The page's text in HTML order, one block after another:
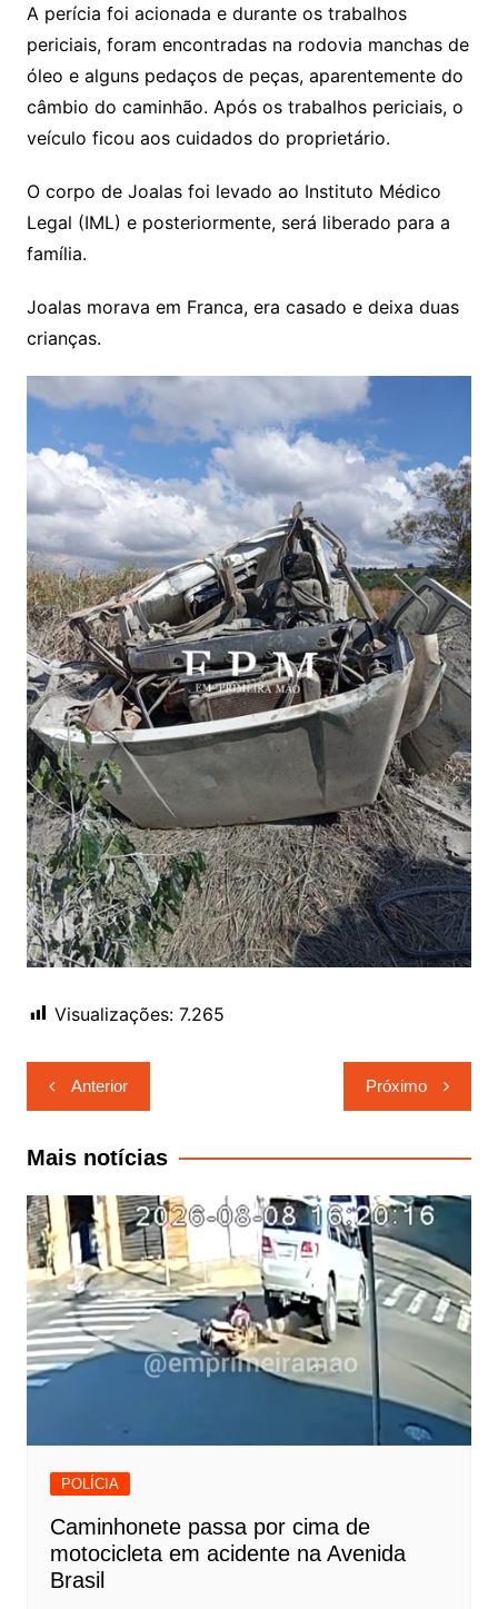
A perícia foi acionada e durante os trabalhos
periciais, foram encontradas na rodovia manchas de
óleo e alguns pedaços de peças, aparentemente do
câmbio do caminhão. Após os trabalhos periciais, o
veículo ficou aos cuidados do proprietário.
O corpo de Joalas foi levado ao Instituto Médico
Legal (IML) e posteriormente, será liberado para a
família.
Joalas morava em Franca, era casado e deixa duas
crianças.
Visualizações: 7.265
Navegação
de
Post
Anterior Próximo
Mais notícias
POLÍCIA
Caminhonete passa por cima de
motocicleta em acidente na Avenida
Brasil